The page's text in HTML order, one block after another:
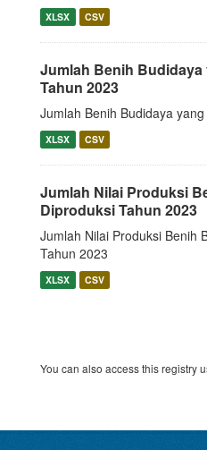
XLSX CSV
Jumlah Benih
Tahun 2023
Jumlah Benih Budidaya
XLSX CSV
Jumlah Nilai Produksi
Diproduksi Tahun 2023
Jumlah Nilai Produksi Benih
Tahun 2023
XLSX CSV
You can also access this registry